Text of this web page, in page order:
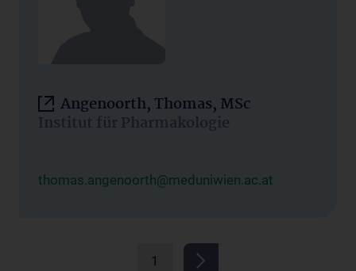
Angenoorth, Thomas, MSc
Institut für Pharmakologie
thomas.angenoorth@meduniwien.ac.at
1